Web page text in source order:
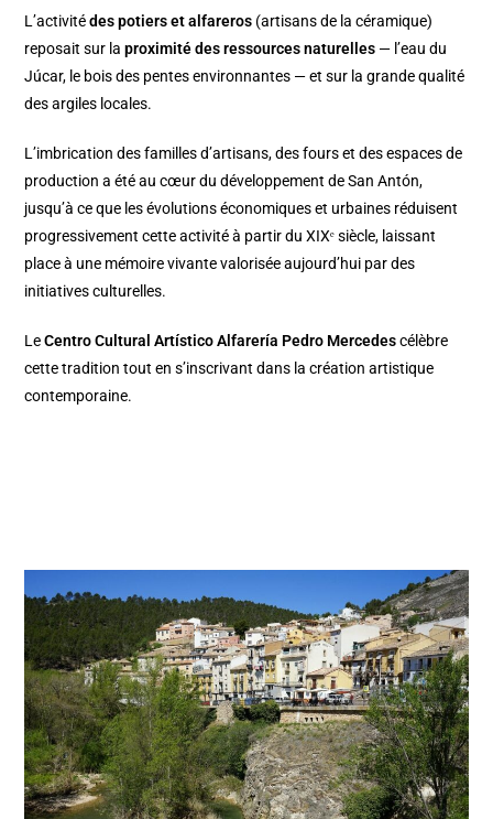
L’activitédes potiers et alfareros (artisans de la céramique)
reposait sur laproximité des ressources naturelles — l’eau du
Júcar, le bois des pentes environnantes — et sur la grande qualité
des argiles locales.
L’imbrication des familles d’artisans, des fours et des espaces de
production a été au cœur du développement de San Antón,
jusqu’à ce que les évolutions économiques et urbaines réduisent
progressivement cette activité à partir du XIXᵉ siècle, laissant
place à une mémoire vivante valorisée aujourd’hui par des
initiatives culturelles.
LeCentro Cultural Artístico Alfarería Pedro Mercedescélèbre
cette tradition tout en s’inscrivant dans la création artistique
contemporaine.